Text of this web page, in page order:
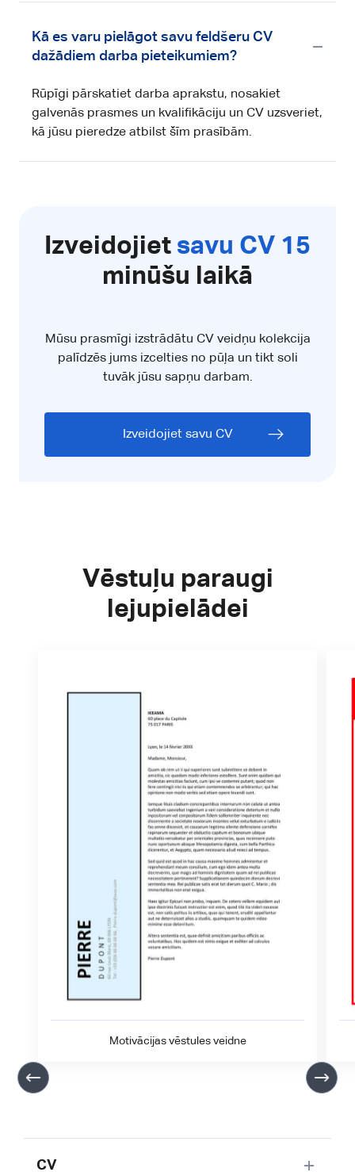
Kā es varu pielāgot savu feldšeru CV
dažādiem darba pieteikumiem?
Rūpīgi pārskatiet darba aprakstu, nosakiet
galvenās prasmes un kvalifikāciju un CV uzsveriet,
kā jūsu pieredze atbilst šīm prasībām.
Izveidojiet savu CV 15
minūšu laikā
Mūsu prasmīgi izstrādātu CV veidņu kolekcija
palīdzēs jums izcelties no pūļa un tikt soli
tuvāk jūsu sapņu darbam.
Izveidojiet savu CV
Vēstuļu paraugi
lejupielādei
Motivācijas vēstules veidne
CV